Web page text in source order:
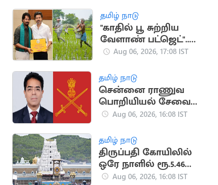
தமிழ் நாடு
"காதில் பூ சுற்றிய
வேளாண் பட்ஜெட்"..
காவிரி டெல்டா
விமர்சனம்
Aug 06, 2026, 17:08 IST
தமிழ் நாடு
சென்னை ராணுவ
பொறியியல் சேவை
பிரிவின் தலைவராக
பொறுப்பேற்பு
Aug 06, 2026, 16:08 IST
தமிழ் நாடு
திருப்பதி கோயிலில்
ஒரே நாளில் ரூ.5.46
கோடி காணிக்கை
Aug 06, 2026, 16:08 IST